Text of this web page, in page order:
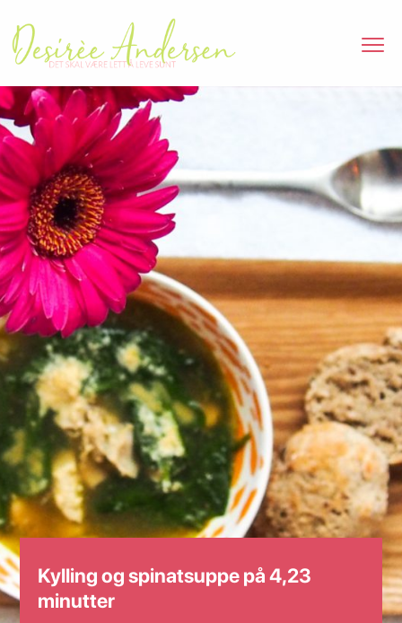
Kylling og spinatsuppe på 4,23
minutter